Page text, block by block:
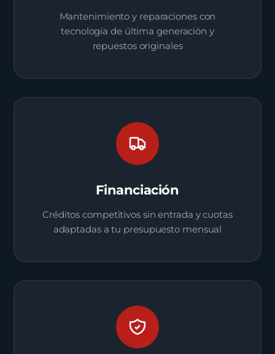
Mantenimiento y reparaciones con
tecnología de última generación y
repuestos originales
Financiación
Créditos competitivos sin entrada y cuotas
adaptadas a tu presupuesto mensual